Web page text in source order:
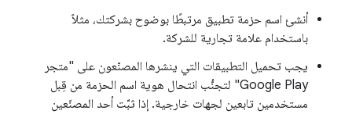
أنشئ اسم حزمة تطبيق مرتبطًا بوضوح بشركتك، مثلاً
باستخدام علامة تجارية للشركة.
يجب تحميل التطبيقات التي ينشرها المصنّعون على "متجر
Google Play" لتجنُّب انتحال هوية اسم الحزمة من قِبل
مستخدمين تابعين لجهات خارجية. إذا ثبَّت أحد المصنّعين